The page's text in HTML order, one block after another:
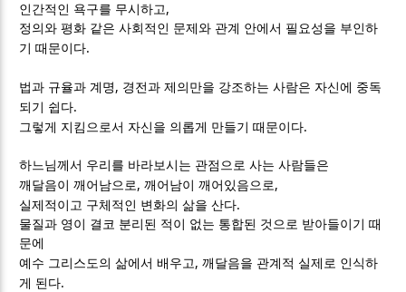
인간적인 욕구를 무시하고 ,
정의와 평화 같은 사회적인 문제와 관계 안에서 필요성을 부인하
기 때문이다.
법과 규율과 계명 , 경전과 제의만을 강조하는 사람은 자신에 중독
되기 쉽다.
그렇게 지킴으로서 자신을 의롭게 만들기 때문이다.
하느님께서 우리를 바라보시는 관점으로 사는 사람들은
깨달음이 깨어남으로 ,깨어남이 깨어있음으로 ,
실제적이고 구체적인 변화의 삶을 산다.
물질과 영이 결코 분리된 적이 없는 통합된 것으로 받아들이기 때
문에
예수 그리스도의 삶에서 배우고 ,깨달음을 관계적 실제로 인식하
게 된다.